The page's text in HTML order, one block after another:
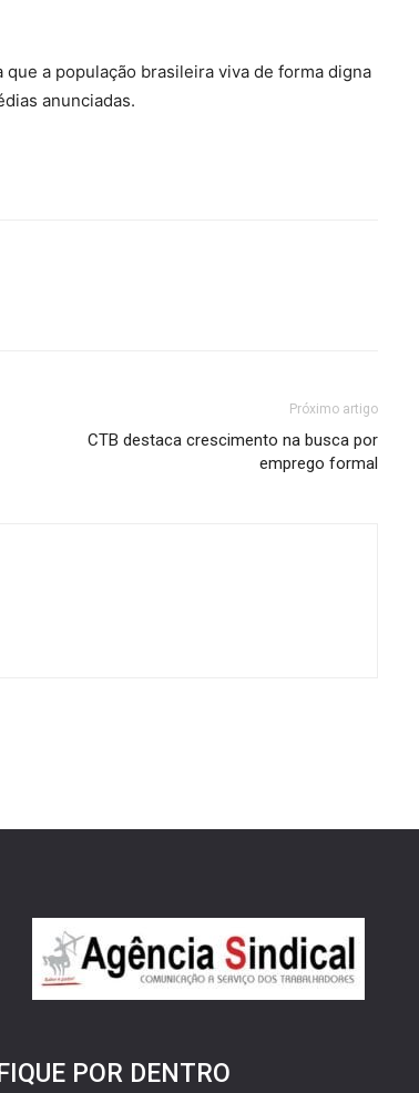
a população brasileira viva de forma digna
anunciadas.
Próximo artigo
CTB destaca crescimento na busca por
emprego formal
FIQUE POR DENTRO